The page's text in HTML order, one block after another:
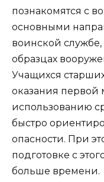
познакомятся с
основными
воинской службе,
образцах
Учащихся
оказания
использованию
быстро
опасности. При
подготовке с
больше времени.